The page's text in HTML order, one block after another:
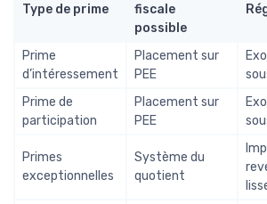
Type de prime
fiscale
possible
Prime
d’intéressement
Placement sur
PEE
Prime de
participation
Placement sur
PEE
Primes
exceptionnelles
Système du
quotient